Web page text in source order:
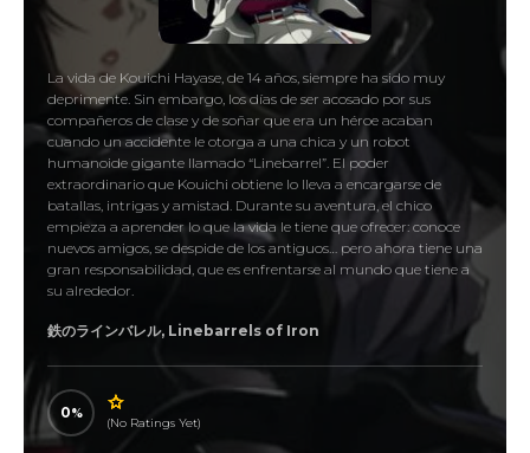
La vida de Kouichi Hayase, de 14 años, siempre ha sido muy
deprimente. Sin embargo, los días de ser acosado por sus
compañeros de clase y de soñar que era un héroe acaban
cuando un accidente le otorga a una chica y un robot
humanoide gigante llamado “Linebarrel”. El poder
extraordinario que Kouichi obtiene lo lleva a encargarse de
batallas, intrigas y amistad. Durante su aventura, el chico
empieza a aprender lo que la vida le tiene que ofrecer: conoce
nuevos amigos, se despide de los antiguos… pero ahora tiene una
gran responsabilidad, que es enfrentarse al mundo que tiene a
su alrededor.
鉄のラインバレル, Linebarrels of Iron
0
(No Ratings Yet)